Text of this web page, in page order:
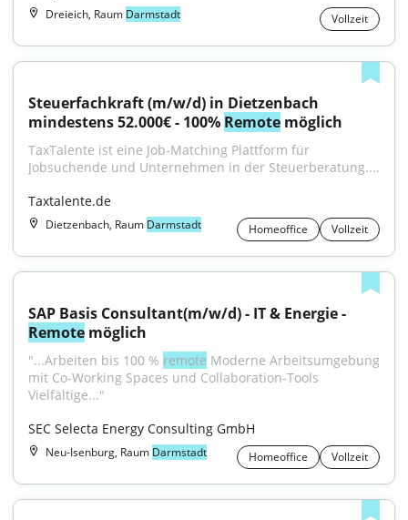
Dreieich, Raum Darmstadt Vollzeit
Steuerfachkraft (m/w/d) in Dietzenbach
mindestens 52.000€ - 100% Remote möglich
TaxTalente ist eine Job-Matching Plattform für
Jobsuchende und Unternehmen in der Steuerberatung....
Taxtalente.de
Dietzenbach, Raum Darmstadt Homeoffice Vollzeit
Remote möglich
"...Arbeiten bis 100 % remote Moderne Arbeitsumgebung
mit Co-Working Spaces und Collaboration-Tools
Vielfältige..."
SEC Selecta Energy Consulting GmbH
Neu-Isenburg, Raum Darmstadt Homeoffice Vollzeit